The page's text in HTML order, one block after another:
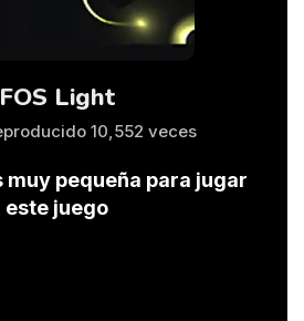
FOS Light
10,552 veces
muy pequeña para jugar
este juego